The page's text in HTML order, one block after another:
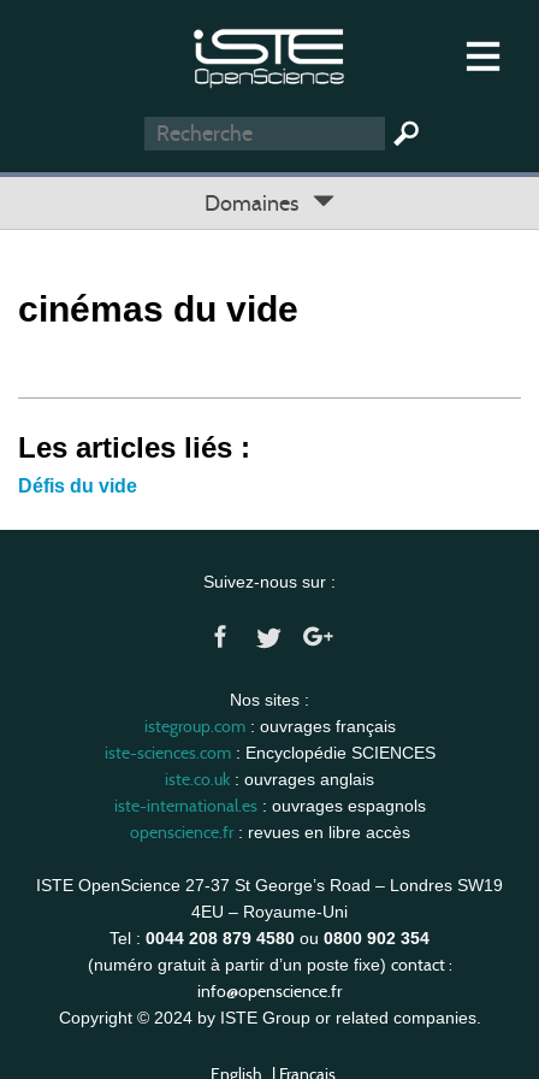
Domaines
cinémas du vide
Les articles liés :
Défis du vide
Suivez-nous sur :
Nos sites :
istegroup.com: ouvrages français
iste-sciences.com: Encyclopédie SCIENCES
iste.co.uk : ouvrages anglais
iste-international.es: ouvrages espagnols
openscience.fr: revues en libre accès
ISTE OpenScience 27-37 St George’s Road – Londres SW19
4EU – Royaume-Uni
Tel : 0044 208 879 4580 ou 0800 902 354
(numéro gratuit à partir d’un poste fixe) contact :
info@openscience.fr
Copyright © 2024 by ISTE Group or related companies.
English | Français